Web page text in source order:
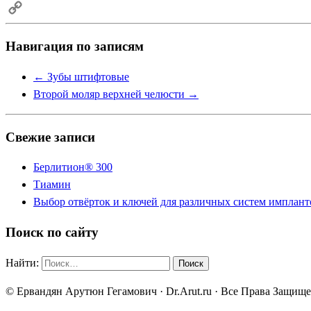
Email
Copy
Link
Навигация по записям
← Зубы штифтовые
Второй моляр верхней челюсти →
Свежие записи
Берлитион® 300
Тиамин
Выбор отвёрток и ключей для различных систем
Поиск по сайту
Найти:
© Ервандян Арутюн Гегамович · Dr.Arut.ru · Все Права